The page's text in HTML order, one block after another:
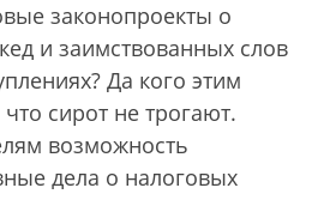
законопроекты о
и заимствованных слов
Да кого этим
сирот не трогают.
возможность
дела о налоговых